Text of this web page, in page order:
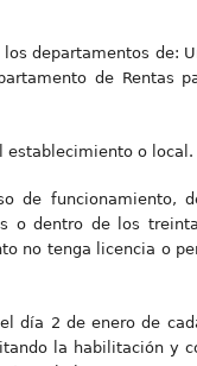
departamentos de:
de Rentas
establecimiento o local.
de funcionamiento,
o dentro de los
no tenga licencia o
día 2 de enero de
la habilitación y